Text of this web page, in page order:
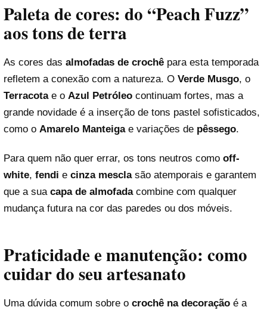
Reproduzir vídeo
Paleta de cores: do “Peach Fuzz”
aos tons de terra
As cores das almofadas de crochê para esta temporada
refletem a conexão com a natureza. O Verde Musgo, o
Terracotae o Azul Petróleo continuam fortes, mas a
grande novidade é a inserção de tons pastel sofisticados,
como o Amarelo Manteigae variações de pêssego.
Para quem não quer errar, os tons neutros como off-
white, fendi e cinza mesclasão atemporais e garantem
que a sua capa de almofadacombine com qualquer
mudança futura na cor das paredes ou dos móveis.
Praticidade e manutenção: como
cuidar do seu artesanato
Uma dúvida comum sobre o crochê na decoração é a